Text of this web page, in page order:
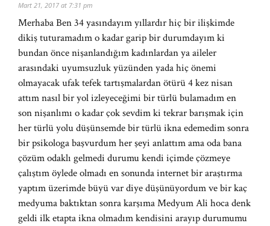
Mart 21, 2017 at 7:31 pm
Merhaba Ben 34 yasındayım yıllardır hiç bir ilişkimde
dikiş tuturamadım o kadar garip bir durumdayım ki
bundan önce nişanlandığım kadınlardan ya aileler
arasındaki uyumsuzluk yüzünden yada hiç önemi
olmayacak ufak tefek tartışmalardan ötürü 4 kez nisan
attım nasıl bir yol izleyeceğimi bir türlü bulamadım en
son nişanlımı o kadar çok sevdim ki tekrar barışmak için
her türlü yolu düşünsemde bir türlü ikna edemedim sonra
bir psikologa başvurdum her şeyi anlattım ama oda bana
çözüm odaklı gelmedi durumu kendi içimde çözmeye
çalıştım öylede olmadı en sonunda internet bir araştırma
yaptım üzerimde büyü var diye düşünüyordum ve bir kaç
medyuma baktıktan sonra karşıma Medyum Ali hoca denk
geldi ilk etapta ikna olmadım kendisini arayıp durumumu